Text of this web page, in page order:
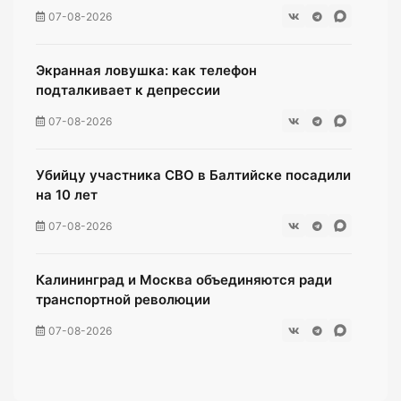
07-08-2026
Экранная ловушка: как телефон
подталкивает к депрессии
07-08-2026
Убийцу участника СВО в Балтийске посадили
на 10 лет
07-08-2026
Калининград и Москва объединяются ради
транспортной революции
07-08-2026